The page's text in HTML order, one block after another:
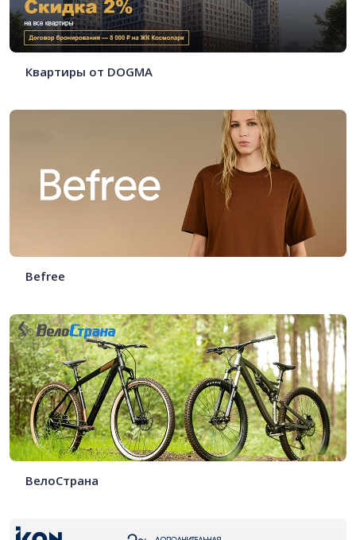
Квартиры от DOGMA
Befree
ВелоСтрана